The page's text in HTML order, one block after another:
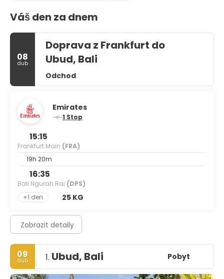
Váš den za dnem
08
dub
Doprava z Frankfurt do
Ubud, Bali
Odchod
Emirates
1 Stop
15:15
Frankfurt Main (FRA)
19h 20m
16:35
Bali Ngurah Rai (DPS)
+1 den
25 KG
Zobrazit detaily
09
dub 1. Ubud, Bali Pobyt